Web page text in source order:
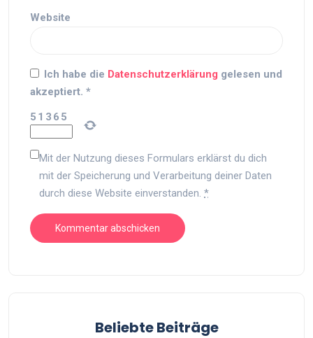
Website
Ich habe die Datenschutzerklärung gelesen und
akzeptiert. *
5 1 3 6 5
Mit der Nutzung dieses Formulars erklärst du dich
mit der Speicherung und Verarbeitung deiner Daten
durch diese Website einverstanden. *
Beliebte Beiträge